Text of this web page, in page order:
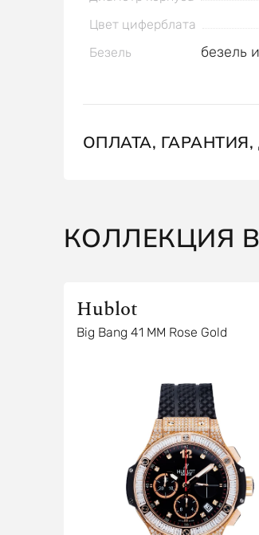
Цвет циферблата
Безель
безель
ОПЛАТА,
КОЛЛЕКЦИЯ
Hublot
Big Bang 41 MM Rose Gold